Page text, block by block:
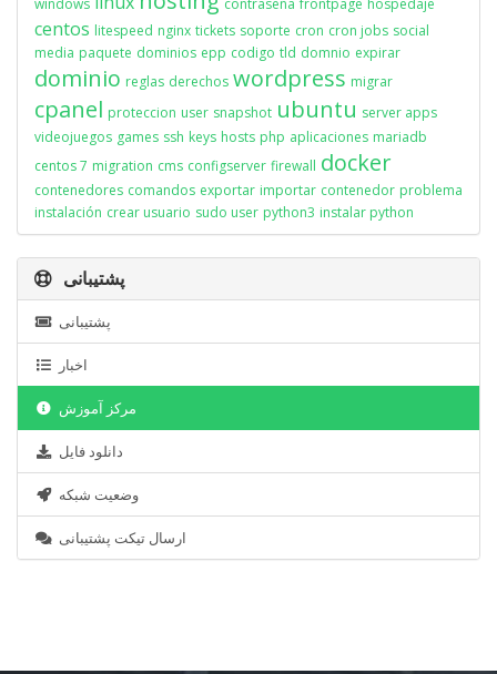
windows
contraseña frontpage hospedaje
centos litespeed nginx tickets soporte cron cron jobs social
media paquete dominios epp codigo tld domnio expirar
dominio reglas derechos wordpress migrar
cpanel proteccion user snapshot ubuntu server apps
videojuegos games ssh keys hosts php aplicaciones mariadb
centos 7 migration cms configserver firewall docker
contenedores comandos exportar importar contenedor problema
instalación crear usuario sudo user python3 instalar python
پشتیبانی
پشتیبانی
اخبار
مرکز آموزش
دانلود فایل
وضعیت شبکه
ارسال تیکت پشتیبانی